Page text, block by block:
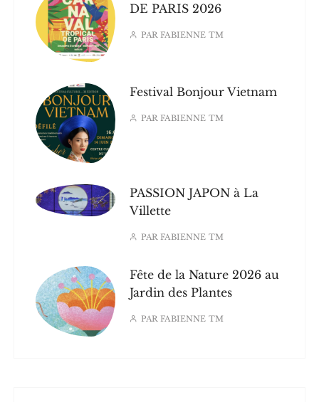
DE PARIS 2026
PAR FABIENNE TM
Festival Bonjour Vietnam
PAR FABIENNE TM
PASSION JAPON à La
Villette
PAR FABIENNE TM
Fête de la Nature 2026 au
Jardin des Plantes
PAR FABIENNE TM